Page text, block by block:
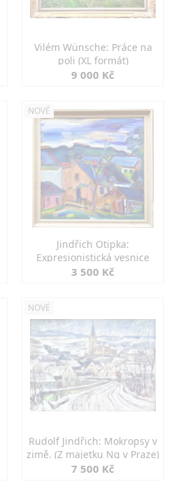
Vilém Wünsche: Práce na
poli (XL formát)
9 000 Kč
NOVÉ
Jindřich Otipka:
Expresionistická vesnice
3 500 Kč
NOVÉ
Rudolf Jindřich: Mokropsy v
zimě. (Z majetku Ng v Praze)
7 500 Kč